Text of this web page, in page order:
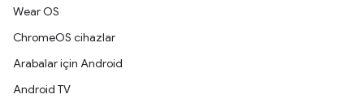
Wear OS
ChromeOS cihazlar
Arabalar için Android
Android TV